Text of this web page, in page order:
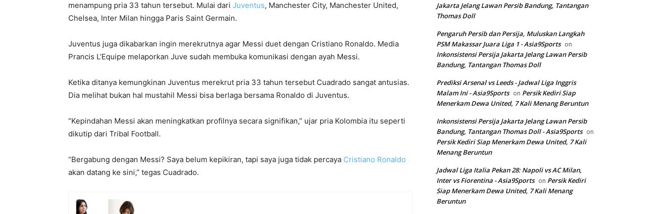
menampung pria 33 tahun tersebut. Mulai dari Juventus, Manchester City, Manchester United,
Chelsea, Inter Milan hingga Paris Saint Germain.
Juventus juga dikabarkan ingin merekrutnya agar Messi duet dengan Cristiano Ronaldo. Media
Prancis L’Equipe melaporkan Juve sudah membuka komunikasi dengan ayah Messi.
Ketika ditanya kemungkinan Juventus merekrut pria 33 tahun tersebut Cuadrado sangat antusias.
Dia melihat bukan hal mustahil Messi bisa berlaga bersama Ronaldo di Juventus.
“Kepindahan Messi akan meningkatkan profilnya secara signifikan,” ujar pria Kolombia itu seperti
dikutip dari Tribal Football.
“Bergabung dengan Messi? Saya belum kepikiran, tapi saya juga tidak percaya Cristiano Ronaldo
akan datang ke sini,” tegas Cuadrado.
Jakarta Jelang Lawan Persib Bandung, Tantangan
Thomas Doll
Pengaruh Persib dan Persija, Muluskan Langkah
PSM Makassar Juara Liga 1 - Asia9Sports on
Inkonsistensi Persija Jakarta Jelang Lawan Persib
Bandung, Tantangan Thomas Doll
Prediksi Arsenal vs Leeds - Jadwal Liga Inggris
Malam Ini - Asia9Sports on Persik Kediri Siap
Menerkam Dewa United, 7 Kali Menang Beruntun
Inkonsistensi Persija Jakarta Jelang Lawan Persib
Bandung, Tantangan Thomas Doll - Asia9Sports on
Persik Kediri Siap Menerkam Dewa United, 7 Kali
Menang Beruntun
Jadwal Liga Italia Pekan 28: Napoli vs AC Milan,
Inter vs Fiorentina - Asia9Sports on Persik Kediri
Siap Menerkam Dewa United, 7 Kali Menang
Beruntun